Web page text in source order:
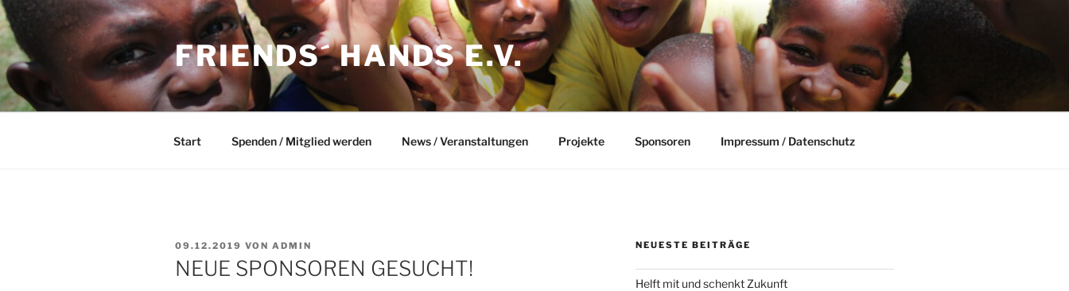
Zum
Inhalt
springen
FRIENDS´ HANDS E.V.
Start Spenden / Mitglied werden News / Veranstaltungen Projekte Sponsoren Impressum / Datenschutz
VERÖFFENTLICHT
AM
09.12.2019 VON ADMIN
NEUE SPONSOREN GESUCHT!
NEUESTE BEITRÄGE
Helft mit und schenkt Zukunft